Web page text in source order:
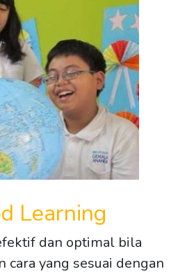
Learning
dan optimal bila
cara yang sesuai dengan